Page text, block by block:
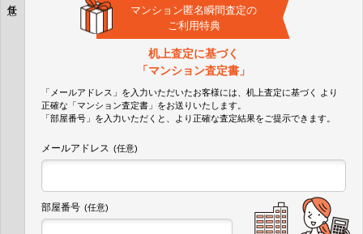
マンション匿名瞬間査定の
ご利用特典
机上査定に基づく
「マンション査定書」
「メールアドレス」を入力いただいたお客様には、机上査定に基づく
より
正確な 「マンション査定書」 をお送りいたします。
「部屋番号」を入力いただくと、より正確な査定結果をご提示できます。
メールアドレス (任意)
部屋番号 (任意)